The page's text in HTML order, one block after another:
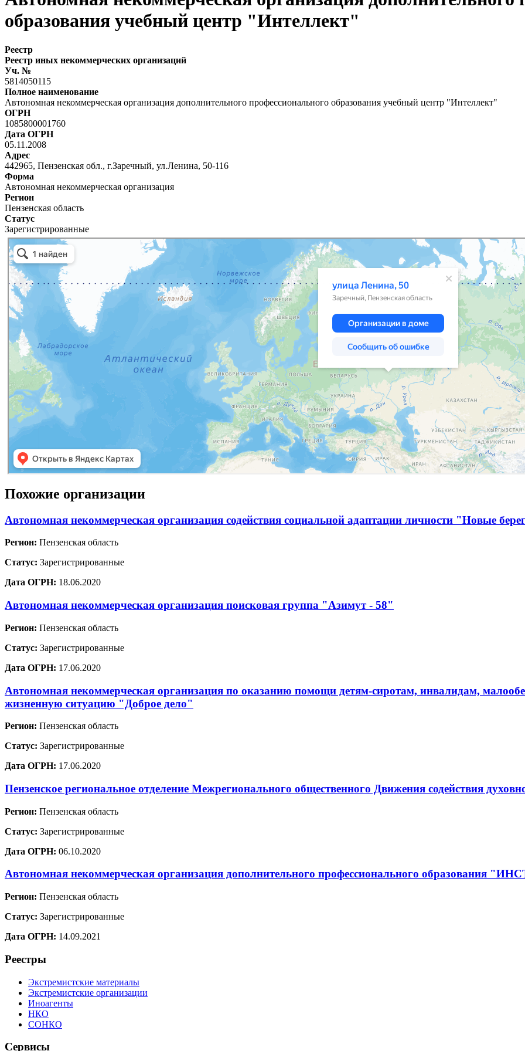
образования учебный центр "Интеллект"
Реестр
Реестр иных некоммерческих организаций
Уч. №
5814050115
Полное наименование
Автономная некоммерческая организация дополнительного профессионального образования учебный центр "Интеллект"
ОГРН
1085800001760
Дата ОГРН
05.11.2008
Адрес
442965, Пензенская обл., г.Заречный, ул.Ленина, 50-116
Форма
Автономная некоммерческая организация
Регион
Пензенская область
Статус
Зарегистрированные
Похожие организации
Автономная некоммерческая организация содействия социальной адаптации личности "Новые
Регион: Пензенская область
Статус: Зарегистрированные
Дата ОГРН: 18.06.2020
Автономная некоммерческая организация поисковая группа "Азимут - 58"
Регион: Пензенская область
Статус: Зарегистрированные
Дата ОГРН: 17.06.2020
Автономная некоммерческая организация по оказанию помощи детям-сиротам, инвалидам,
жизненную ситуацию "Доброе дело"
Регион: Пензенская область
Статус: Зарегистрированные
Дата ОГРН: 17.06.2020
Пензенское региональное отделение Межрегионального общественного Движения содействия
Регион: Пензенская область
Статус: Зарегистрированные
Дата ОГРН: 06.10.2020
Автономная некоммерческая организация дополнительного профессионального
Регион: Пензенская область
Статус: Зарегистрированные
Дата ОГРН: 14.09.2021
Реестры
Экстремистские материалы
Экстремистские организации
Иноагенты
НКО
СОНКО
Сервисы